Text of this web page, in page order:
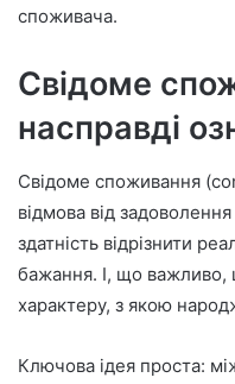
споживача.
Свідоме
насправді
Свідоме споживання
відмова від
здатність відрізнити
бажання. І, що
характеру, з якою
Ключова ідея проста: